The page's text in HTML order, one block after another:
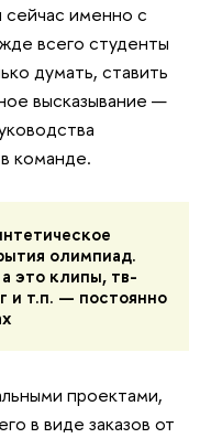
сейчас именно с
всего студенты
думать, ставить
высказывание —
команде.
олимпиад.
это клипы, тв-
и т.п. — постоянно
проектами,
в виде заказов от